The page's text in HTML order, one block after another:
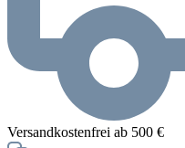
Versandkostenfrei ab 500 €